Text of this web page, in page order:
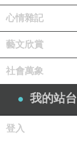
心情雜記
藝文欣賞
社會萬象
我的站台
登入